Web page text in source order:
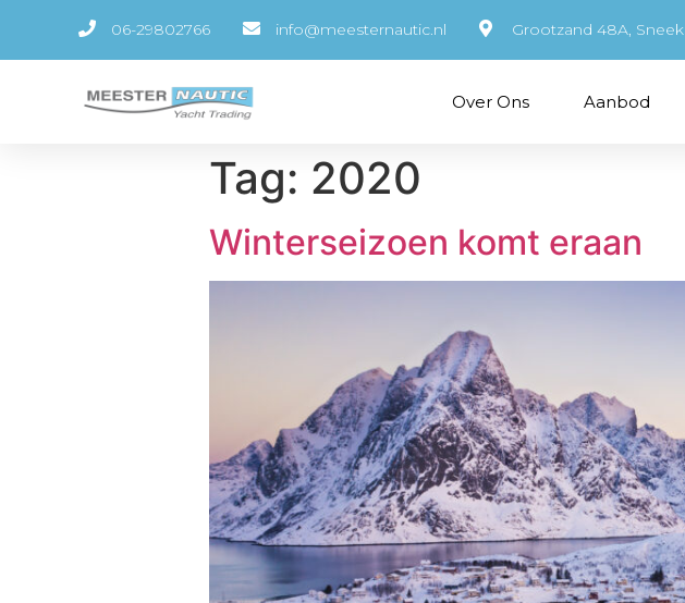
06-29802766 info@meesternautic.nl Grootzand 48A, Sneek
Over Ons Aanbod
Tag: 2020
Winterseizoen komt eraan